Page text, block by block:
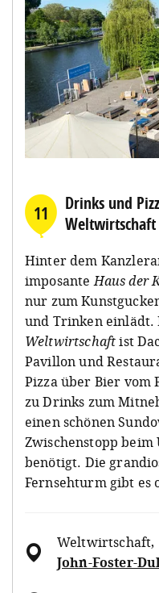
11
Drinks und
Hinter dem
imposanteHaus der
nur zum
und Trinken einlädt.
Weltwirtschaftist
Pavillon und
Pizza über Bier vom
zu Drinks zum
einen schönen
Zwischenstopp beim
benötigt. Die
Fernsehturm gibt es
Weltwirtschaft,
John-Foster-